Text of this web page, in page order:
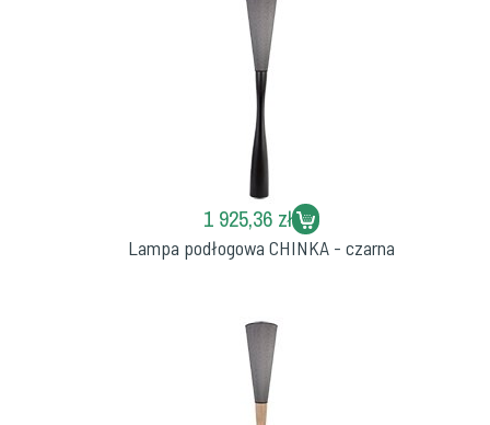
1 925,36 zł
Lampa podłogowa CHINKA - czarna